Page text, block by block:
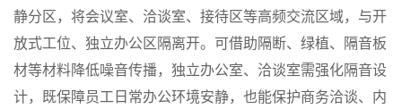
静分区，将会议室、洽谈室、接待区等高频交流区域，与开
放式工位、独立办公区隔离开。可借助隔断、绿植、隔音板
材等材料降低噪音传播，独立办公室、洽谈室需强化隔音设
计，既保障员工日常办公环境安静，也能保护商务洽谈、内